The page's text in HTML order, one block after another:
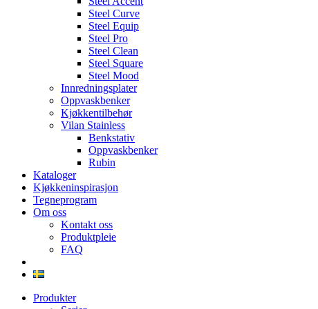
Steel Curve
Steel Equip
Steel Pro
Steel Clean
Steel Square
Steel Mood
Innredningsplater
Oppvaskbenker
Kjøkkentilbehør
Vilan Stainless
Benkstativ
Oppvaskbenker
Rubin
Kataloger
Kjøkkeninspirasjon
Tegneprogram
Om oss
Kontakt oss
Produktpleie
FAQ
Produkter